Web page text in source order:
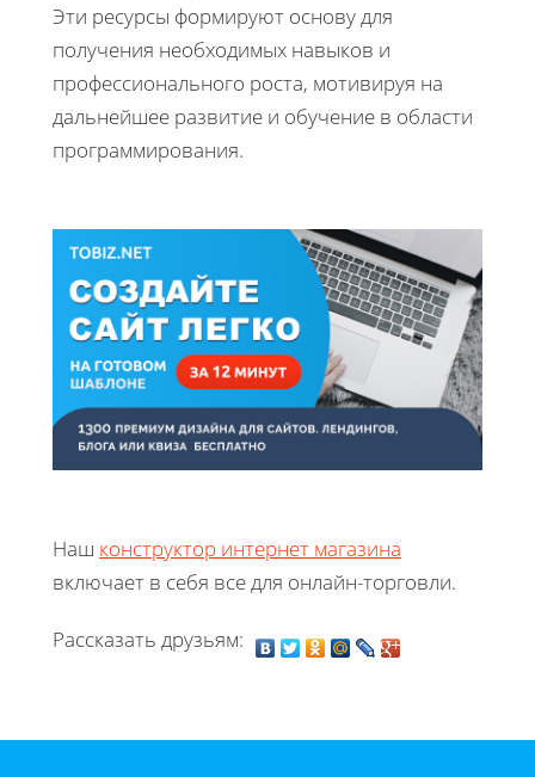
Эти ресурсы формируют основу для
получения необходимых навыков и
профессионального роста, мотивируя на
дальнейшее развитие и обучение в области
программирования.
Наш конструктор интернет магазина
включает в себя все для онлайн-торговли.
Рассказать друзьям: